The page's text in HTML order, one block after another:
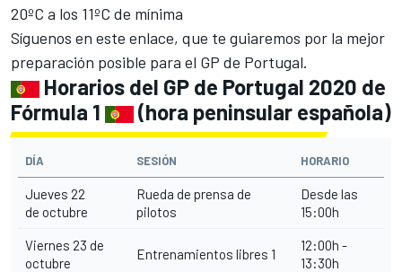
20ºC a los 11ºC de mínima
Síguenos en este enlace, que te guiaremos por la mejor
preparación posible para el GP de Portugal.
Horarios del GP de Portugal 2020 de
Fórmula 1
(hora peninsular española)
DÍA SESIÓN HORARIO
Jueves 22
de octubre
Rueda de prensa de
pilotos
Desde las
15:00h
Viernes 23 de
octubre
Entrenamientos libres 1
12:00h -
13:30h